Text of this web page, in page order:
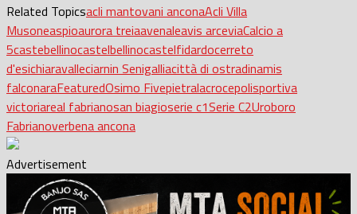
Related Topicsacli mantovani anconaAcli Villa
Musoneaspioaurora treiaavenaleavis arceviaCalcio a
5castebellinocastelbellinocastelfidardocerreto
d'esichiaravalleciarnin Senigalliacittà di ostradinamis
falconaraFeaturedOsimo Fivepietralacrocepolisportiva
victoriareal fabrianosan biagioserie c1Serie C2Uroboro
Fabrianoverbena ancona
Advertisement